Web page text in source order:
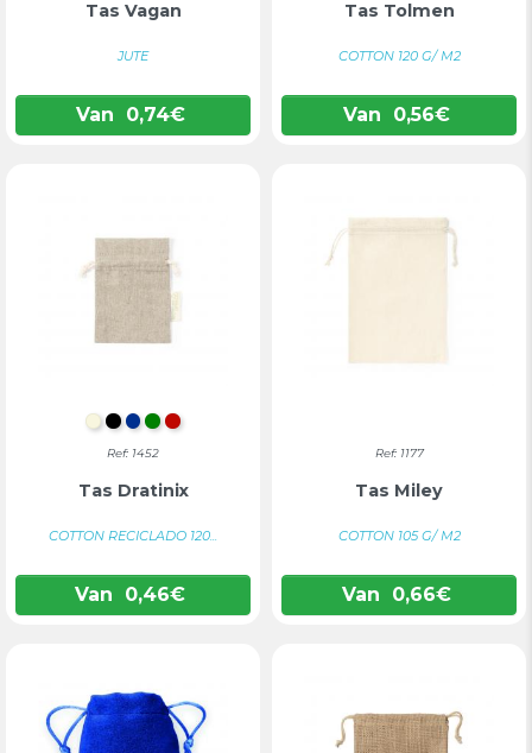
Tas Vagan
JUTE
Van 0,74€
Tas Tolmen
COTTON 120 G/ M2
Van 0,56€
NATUURLIJK
ZWART
BLAUW
GROEN
ROOD
Ref: 1452
Tas Dratinix
COTTON RECICLADO 120...
Van 0,46€
Ref: 1177
Tas Miley
COTTON 105 G/ M2
Van 0,66€